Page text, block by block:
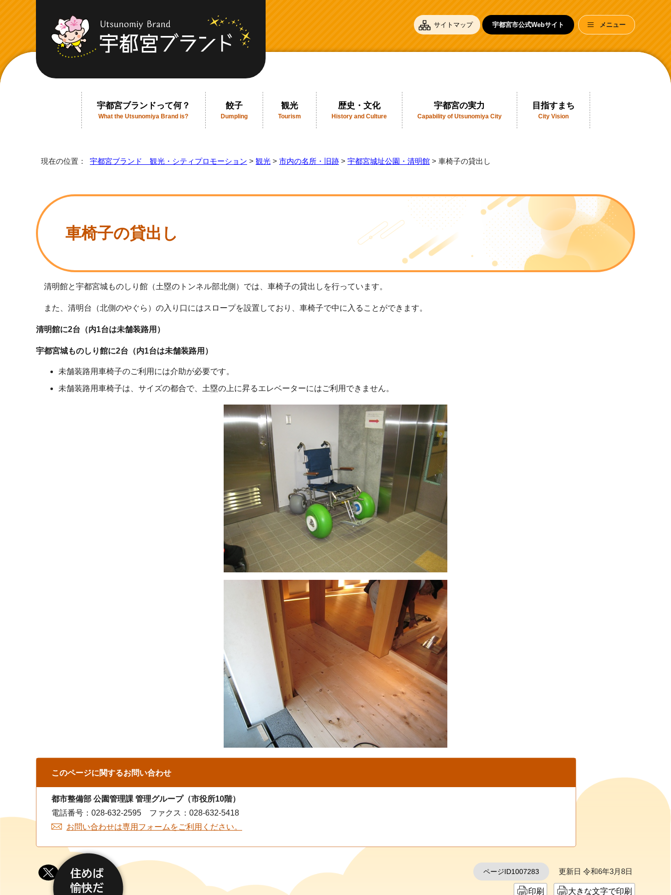
サイトマップ 宇都宮市公式Webサイト メニュー
宇都宮ブランドって何？
What the Utsunomiya Brand is?
餃子
Dumpling
観光
Tourism
歴史・文化
History and Culture
宇都宮の実力
Capability of Utsunomiya City
目指すまち
City Vision
現在の位置： 宇都宮ブランド 観光・シティプロモーション > 観光 > 市内の名所・旧跡 > 宇都宮城址公園・清明館 > 車椅子の貸出し
車椅子の貸出し
清明館と宇都宮城ものしり館（土塁のトンネル部北側）では、車椅子の貸出しを行っています。
また、清明台（北側のやぐら）の入り口にはスロープを設置しており、車椅子で中に入ることができます。
清明館に2台（内1台は未舗装路用）
宇都宮城ものしり館に2台（内1台は未舗装路用）
未舗装路用車椅子のご利用には介助が必要です。
未舗装路用車椅子は、サイズの都合で、土塁の上に昇るエレベーターにはご利用できません。
このページに関するお問い合わせ
都市整備部 公園管理課 管理グループ（市役所10階）
電話番号：028-632-2595 ファクス：028-632-5418
お問い合わせは専用フォームをご利用ください。
ページID1007283 更新日 令和6年3月8日
印刷 大きな文字で印刷